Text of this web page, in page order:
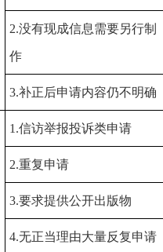
2.没有现成信息需要另行制
作
3.补正后申请内容仍不明确
1.信访举报投诉类申请
2.重复申请
3.要求提供公开出版物
4.无正当理由大量反复申请